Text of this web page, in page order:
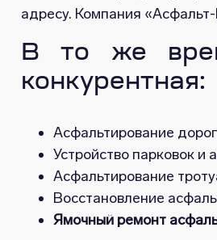
адресу. Компания
В то же
конкурентная:
Асфальтирование
Устройство парковок
Асфальтирование
Восстановление
Ямочный ремонт